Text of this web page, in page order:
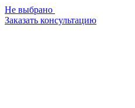
Не выбрано
Заказать консультацию